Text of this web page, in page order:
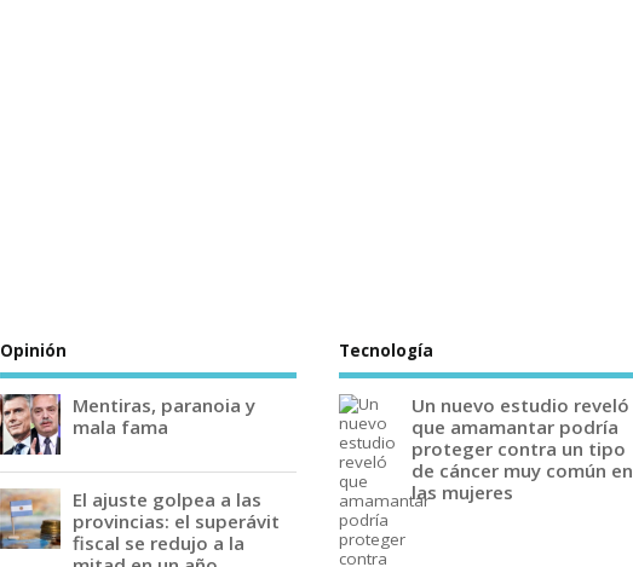
Opinión
Mentiras, paranoia y
mala fama
El ajuste golpea a las
provincias: el superávit
fiscal se redujo a la
Tecnología
Un nuevo estudio reveló
que amamantar podría
proteger contra un tipo
de cáncer muy común en
las mujeres